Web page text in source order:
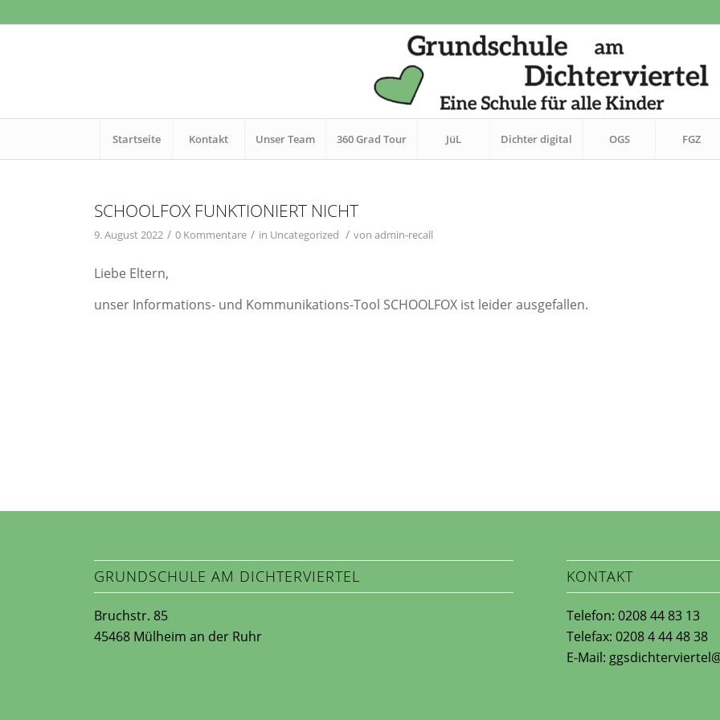
Startseite Kontakt Unser Team 360 Grad Tour JüL Dichter digital OGS FGZ
SCHOOLFOX FUNKTIONIERT NICHT
9. August 2022 / 0 Kommentare / in Uncategorized / vonadmin-recall
Liebe Eltern,
unser Informations- und Kommunikations-Tool SCHOOLFOX ist leider ausgefallen.
GRUNDSCHULE AM DICHTERVIERTEL
Bruchstr. 85
45468 Mülheim an der Ruhr
KONTAKT
Telefon: 0208 44 83 13
Telefax: 0208 4 44 48 38
E-Mail: